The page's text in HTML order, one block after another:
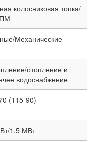
колосниковая топка/
Механические
отопление и
водоснабжение
(115-90)
1.5 МВт